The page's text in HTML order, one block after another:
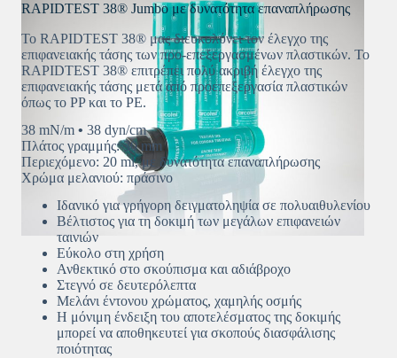
RAPIDTEST 38® Jumbo με δυνατότητα επαναπλήρωσης
Το RAPIDTEST 38® μας διευκολύνει τον έλεγχο της
επιφανειακής τάσης των προ-επεξεργασμένων πλαστικών. Το
RAPIDTEST 38® επιτρέπει πολύ ακριβή έλεγχο της
επιφανειακής τάσης μετά από προεπεξεργασία πλαστικών
όπως το PP και το PE.
38 mN/m • 38 dyn/cm
Πλάτος γραμμής: 30 mm
Περιεχόμενο: 20 ml, με δυνατότητα επαναπλήρωσης
Χρώμα μελανιού: πράσινο
Ιδανικό για γρήγορη δειγματοληψία σε πολυαιθυλενίου
Βέλτιστος για τη δοκιμή των μεγάλων επιφανειών
ταινιών
Εύκολο στη χρήση
Ανθεκτικό στο σκούπισμα και αδιάβροχο
Στεγνό σε δευτερόλεπτα
Μελάνι έντονου χρώματος, χαμηλής οσμής
Η μόνιμη ένδειξη του αποτελέσματος της δοκιμής
μπορεί να αποθηκευτεί για σκοπούς διασφάλισης
ποιότητας